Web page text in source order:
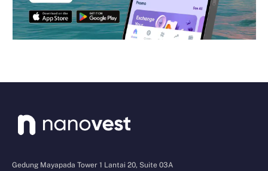
Gedung Mayapada Tower 1 Lantai 20, Suite 03A